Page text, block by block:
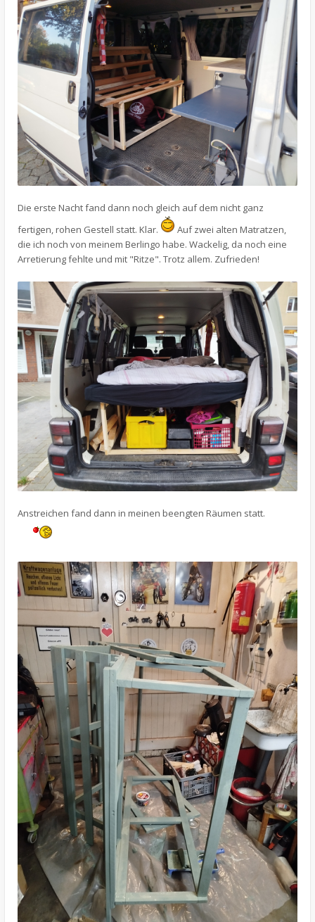
Die erste Nacht fand dann noch gleich auf dem nicht ganz
fertigen, rohen Gestell statt. Klar.
Auf zwei alten Matratzen,
die ich noch von meinem Berlingo habe. Wackelig, da noch eine
Arretierung fehlte und mit "Ritze". Trotz allem. Zufrieden!
Anstreichen fand dann in meinen beengten Räumen statt.